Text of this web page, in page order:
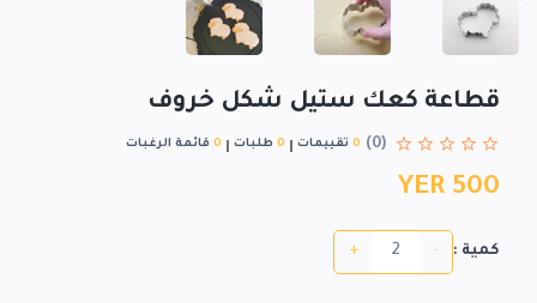
قطاعة كعك ستيل شكل خروف
(0)
0 تقييمات 0 طلبات 0 قائمة الرغبات
YER 500
كمية : -
+